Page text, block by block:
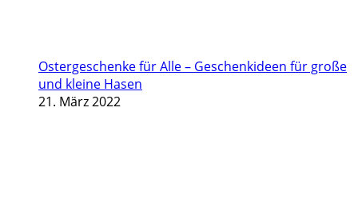
Ostergeschenke für Alle – Geschenkideen für große
und kleine Hasen
21. März 2022